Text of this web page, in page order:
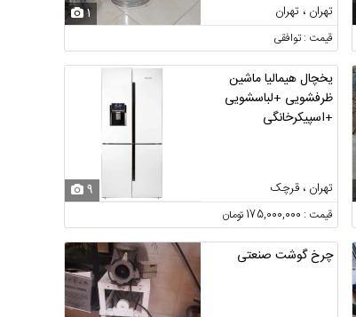
تهران ، تهران 1
قیمت : توافقی
یخچال هیمالیا ماشین
ظرفشویی +لباسشویی
+اسپیکرخانگی
تهران ، قرچک 9
قیمت : 175,000,000 تومان
چرخ گوشت صنعتی